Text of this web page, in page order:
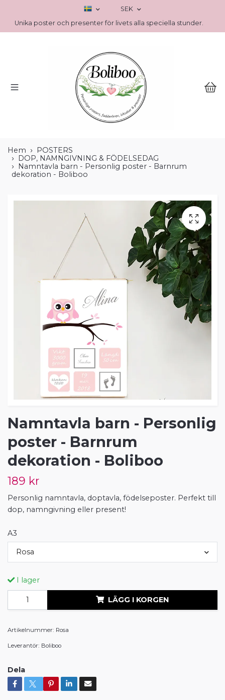
SEK
Unika poster och presenter för livets alla speciella stunder.
Hem
POSTERS
DOP, NAMNGIVNING & FÖDELSEDAG
Namntavla barn - Personlig poster - Barnrum
dekoration - Boliboo
Namntavla barn - Personlig
poster - Barnrum
dekoration - Boliboo
189 kr
Personlig namntavla, doptavla, födelseposter. Perfekt till
dop, namngivning eller present!
A3
Rosa
I lager
LÄGG I KORGEN
Artikelnummer: Rosa
Leverantör: Boliboo
Dela